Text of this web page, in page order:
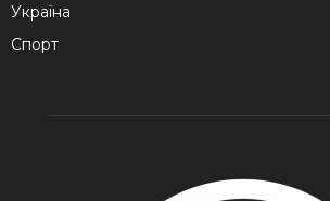
Україна
Спорт